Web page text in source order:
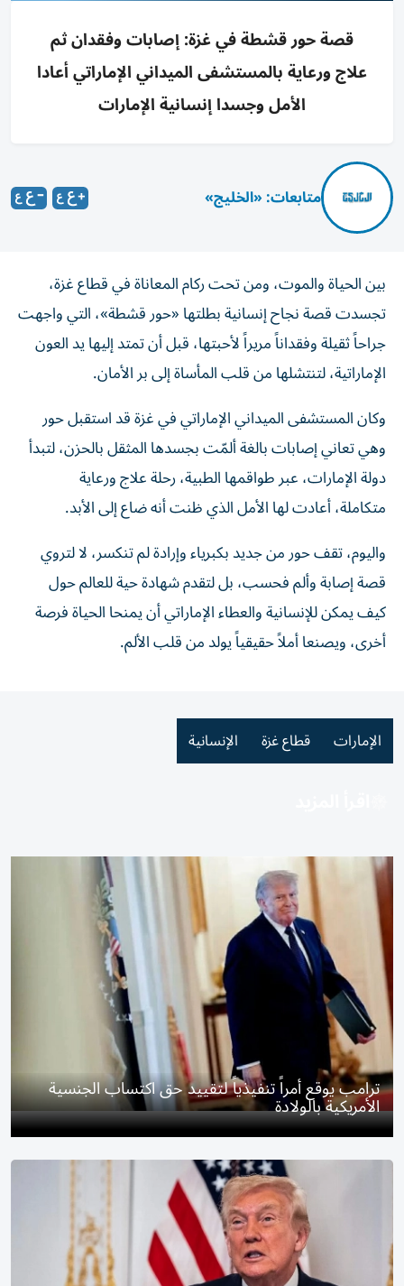
قصة حور قشطة في غزة: إصابات وفقدان ثم
علاج ورعاية بالمستشفى الميداني الإماراتي أعادا
الأمل وجسدا إنسانية الإمارات
متابعات: «الخليج»
بين الحياة والموت، ومن تحت ركام المعاناة في قطاع غزة،
تجسدت قصة نجاح إنسانية بطلتها «حور قشطة»، التي واجهت
جراحاً ثقيلة وفقداناً مريراً لأحبتها، قبل أن تمتد إليها يد العون
الإماراتية، لتنتشلها من قلب المأساة إلى بر الأمان.
وكان المستشفى الميداني الإماراتي في غزة قد استقبل حور
وهي تعاني إصابات بالغة ألمّت بجسدها المثقل بالحزن، لتبدأ
دولة الإمارات، عبر طواقمها الطبية، رحلة علاج ورعاية
متكاملة، أعادت لها الأمل الذي ظنت أنه ضاع إلى الأبد.
واليوم، تقف حور من جديد بكبرياء وإرادة لم تنكسر، لا لتروي
قصة إصابة وألم فحسب، بل لتقدم شهادة حية للعالم حول
كيف يمكن للإنسانية والعطاء الإماراتي أن يمنحا الحياة فرصة
أخرى، ويصنعا أملاً حقيقياً يولد من قلب الألم.
الإمارات قطاع غزة الإنسانية
ترامب يوقع أمراً تنفيذياً لتقييد حق اكتساب الجنسية
الأمريكية بالولادة